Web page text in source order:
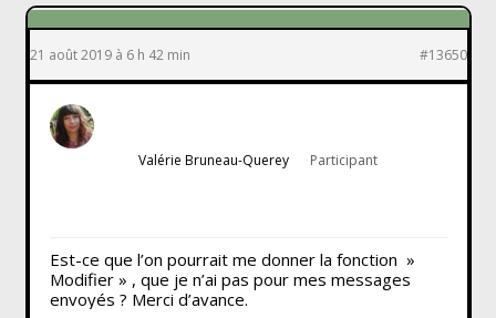
21 août 2019 à 6 h 42 min #13650
Valérie Bruneau-Querey Participant
Est-ce que l’on pourrait me donner la fonction »
Modifier » , que je n’ai pas pour mes messages
envoyés ? Merci d’avance.